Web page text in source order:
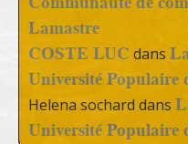
Lamastre
COSTE LUC dans
Université Populaire
Helena sochard dans
Université Populaire